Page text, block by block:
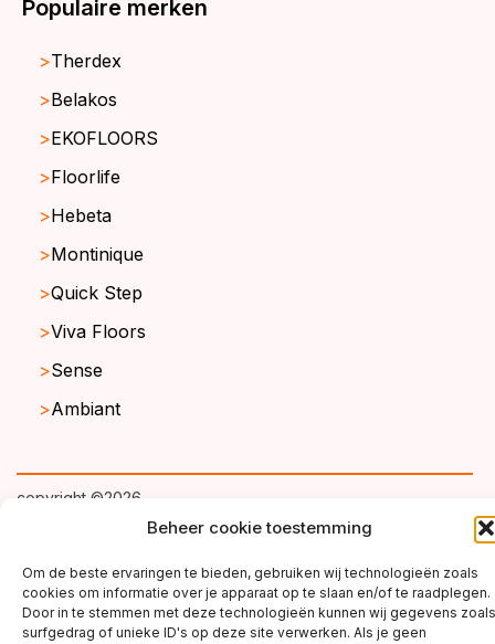
Beheer cookie toestemming
Om de beste ervaringen te bieden, gebruiken wij technologieën zoals
cookies om informatie over je apparaat op te slaan en/of te raadplegen.
Door in te stemmen met deze technologieën kunnen wij gegevens zoals
surfgedrag of unieke ID's op deze site verwerken. Als je geen
Populaire merken
Therdex
Belakos
EKOFLOORS
Floorlife
Hebeta
Montinique
Quick Step
Viva Floors
Sense
Ambiant
copyright ©2026